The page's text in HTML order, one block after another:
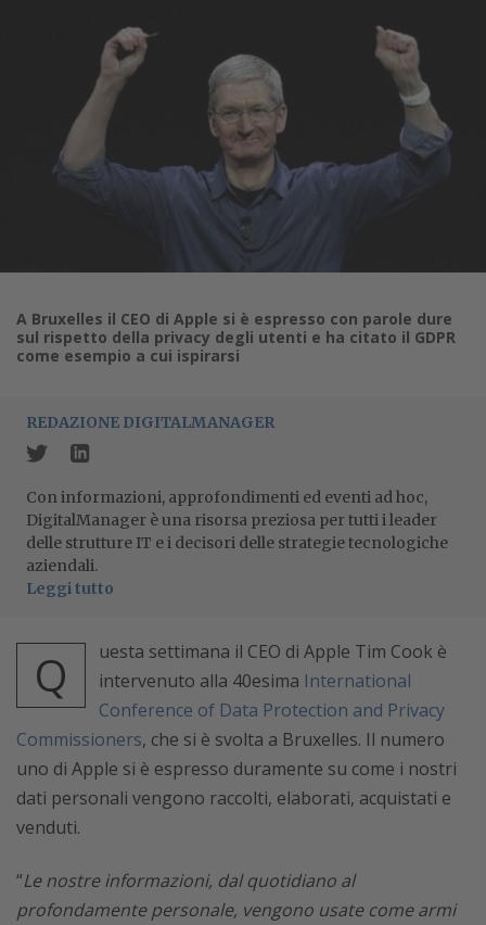
A Bruxelles il CEO di Apple si è espresso con parole dure
sul rispetto della privacy degli utenti e ha citato il GDPR
come esempio a cui ispirarsi
REDAZIONE DIGITALMANAGER
Con informazioni, approfondimenti ed eventi ad hoc,
DigitalManager è una risorsa preziosa per tutti i leader
delle strutture IT e i decisori delle strategie tecnologiche
aziendali.
Leggi tutto
Q
uesta settimana il CEO di Apple Tim Cook è
intervenuto alla 40esima International
Conference of Data Protection and Privacy
Commissioners, che si è svolta a Bruxelles. Il numero
uno di Apple si è espresso duramente su come i nostri
dati personali vengono raccolti, elaborati, acquistati e
venduti.
“Le nostre informazioni, dal quotidiano al
profondamente personale, vengono usate come armi